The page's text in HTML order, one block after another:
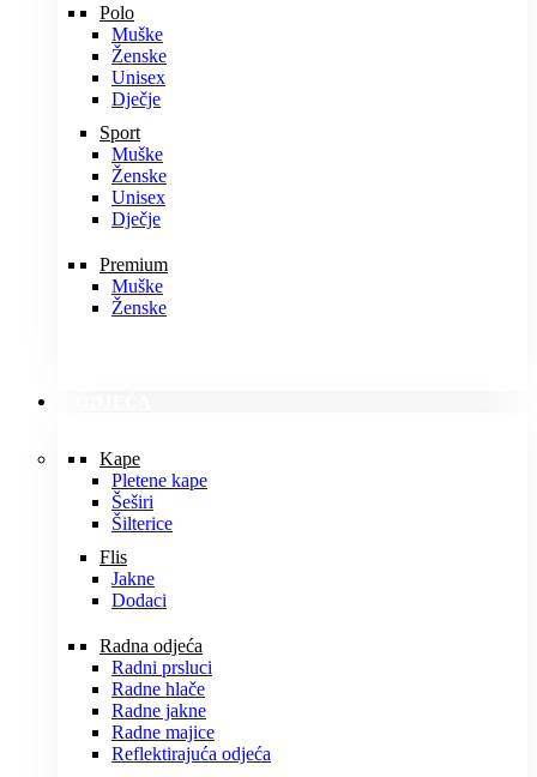
Polo
Muške
Ženske
Unisex
Dječje
Sport
Muške
Ženske
Unisex
Dječje
Premium
Muške
Ženske
Kape
Pletene kape
Šeširi
Šilterice
Flis
Jakne
Dodaci
Radna odjeća
Radni prsluci
Radne hlače
Radne jakne
Radne majice
Reflektirajuća odjeća